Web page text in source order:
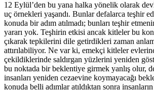
12 Eylül’den bu yana halka yönelik olarak
uç örnekleri yaşandı. Bunlar defalarca teşhir
konuda bir adım atılmadı; bunları teşhir
yararı yok. Teşhirin etkisi ancak kitleler bu
çıkarak tepkilerini dile getirdikleri zaman
attırılabiliyor. Ne var ki, emekçi kitleler
çekildiklerinde saldırgan yüzlerini yeniden
bu noktada bir beklentiye girmek yanlış olur,
insanları yeniden cezaevine koymayacağı
konuda belli adımlar atıldıktan sonra